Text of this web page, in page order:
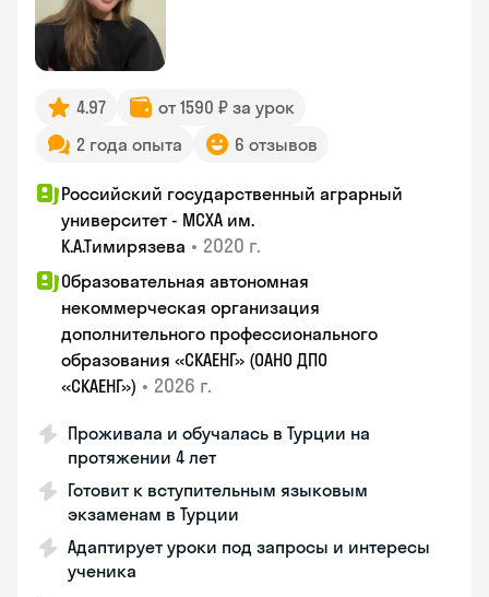
4.97
от 1590 ₽ за урок
2 года опыта
6 отзывов
Российский государственный аграрный
университет - МСХА им.
К.А.Тимирязева • 2020 г.
Образовательная автономная
некоммерческая организация
дополнительного профессионального
образования «СКАЕНГ» (ОАНО ДПО
«СКАЕНГ») • 2026 г.
Проживала и обучалась в Турции на
протяжении 4 лет
Готовит к вступительным языковым
экзаменам в Турции
Адаптирует уроки под запросы и интересы
ученика